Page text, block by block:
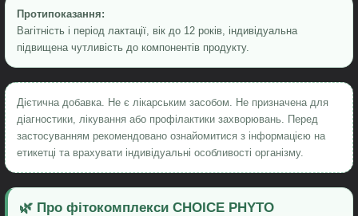
Протипоказання:
Вагітність і період лактації, вік до 12 років, індивідуальна
підвищена чутливість до компонентів продукту.
Дієтична добавка. Не є лікарським засобом. Не призначена для
діагностики, лікування або профілактики захворювань. Перед
застосуванням рекомендовано ознайомитися з інформацією на
етикетці та врахувати індивідуальні особливості організму.
🌿 Про фітокомплекси CHOICE PHYTO